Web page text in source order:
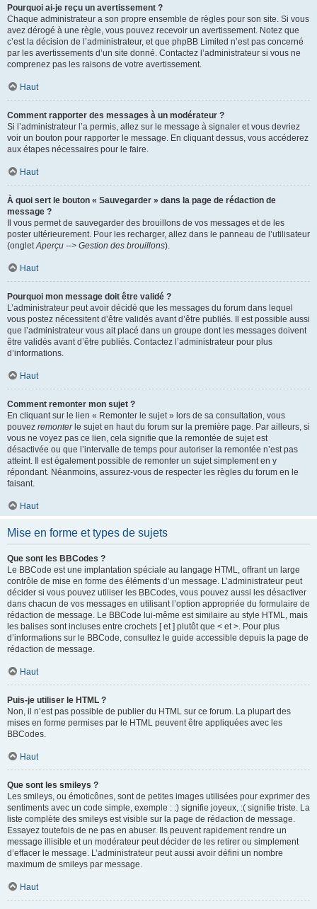
Pourquoi ai-je reçu un avertissement ?
Chaque administrateur a son propre ensemble de règles pour son site. Si vous
avez dérogé à une règle, vous pouvez recevoir un avertissement. Notez que
c’est la décision de l’administrateur, et que phpBB Limited n’est pas concerné
par les avertissements d’un site donné. Contactez l’administrateur si vous ne
comprenez pas les raisons de votre avertissement.
Haut
Comment rapporter des messages à un modérateur ?
Si l’administrateur l’a permis, allez sur le message à signaler et vous devriez
voir un bouton pour rapporter le message. En cliquant dessus, vous accéderez
aux étapes nécessaires pour le faire.
Haut
À quoi sert le bouton « Sauvegarder » dans la page de rédaction de
message ?
Il vous permet de sauvegarder des brouillons de vos messages et de les
poster ultérieurement. Pour les recharger, allez dans le panneau de l’utilisateur
(ongletAperçu --> Gestion des brouillons).
Haut
Pourquoi mon message doit être validé ?
L’administrateur peut avoir décidé que les messages du forum dans lequel
vous postez nécessitent d’être validés avant d’être publiés. Il est possible aussi
que l’administrateur vous ait placé dans un groupe dont les messages doivent
être validés avant d’être publiés. Contactez l’administrateur pour plus
d’informations.
Haut
Comment remonter mon sujet ?
En cliquant sur le lien « Remonter le sujet » lors de sa consultation, vous
pouvez remonterle sujet en haut du forum sur la première page. Par ailleurs, si
vous ne voyez pas ce lien, cela signifie que la remontée de sujet est
désactivée ou que l’intervalle de temps pour autoriser la remontée n’est pas
atteint. Il est également possible de remonter un sujet simplement en y
répondant. Néanmoins, assurez-vous de respecter les règles du forum en le
faisant.
Haut
Mise en forme et types de sujets
Que sont les BBCodes ?
Le BBCode est une implantation spéciale au langage HTML, offrant un large
contrôle de mise en forme des éléments d’un message. L’administrateur peut
décider si vous pouvez utiliser les BBCodes, vous pouvez aussi les désactiver
dans chacun de vos messages en utilisant l’option appropriée du formulaire de
rédaction de message. Le BBCode lui-même est similaire au style HTML, mais
les balises sont incluses entre crochets [ et ] plutôt que < et >. Pour plus
d’informations sur le BBCode, consultez le guide accessible depuis la page de
rédaction de message.
Haut
Puis-je utiliser le HTML ?
Non, il n’est pas possible de publier du HTML sur ce forum. La plupart des
mises en forme permises par le HTML peuvent être appliquées avec les
BBCodes.
Haut
Que sont les smileys ?
Les smileys, ou émoticônes, sont de petites images utilisées pour exprimer des
sentiments avec un code simple, exemple : :) signifie joyeux, :( signifie triste. La
liste complète des smileys est visible sur la page de rédaction de message.
Essayez toutefois de ne pas en abuser. Ils peuvent rapidement rendre un
message illisible et un modérateur peut décider de les retirer ou simplement
d’effacer le message. L’administrateur peut aussi avoir défini un nombre
maximum de smileys par message.
Haut